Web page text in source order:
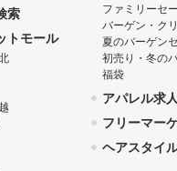
索
トモール
ファミリーセ
バーゲン・ク
夏のバーゲン
初売り・冬の
福袋
アパレル求
フリーマー
ヘアスタイ